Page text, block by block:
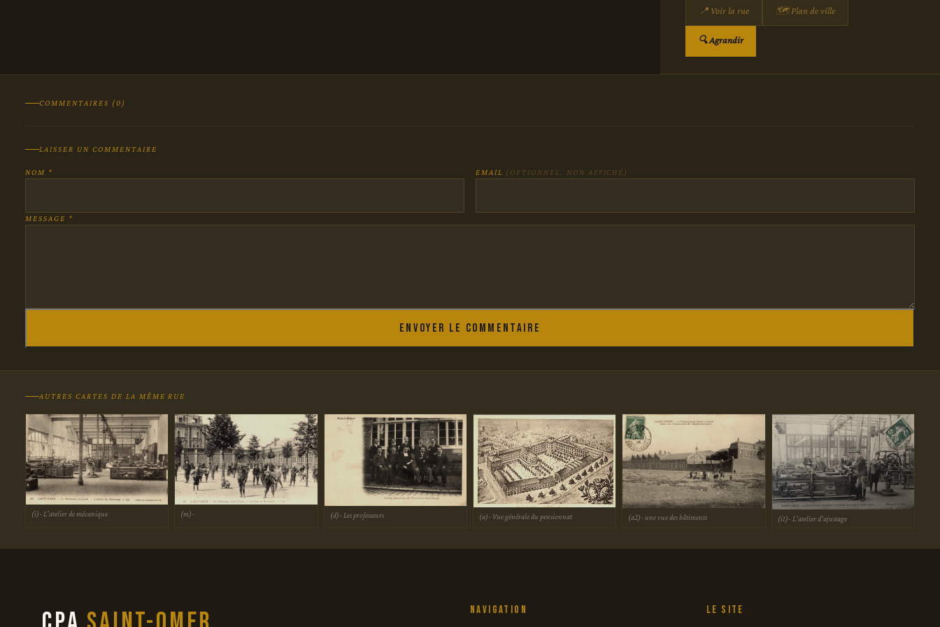
📍 Voir la rue 🗺 Plan de ville
🔍 Agrandir
COMMENTAIRES (0)
LAISSER UN COMMENTAIRE
NOM * EMAIL (OPTIONNEL, NON AFFICHÉ)
MESSAGE *
Envoyer le commentaire
AUTRES CARTES DE LA MÊME RUE
(i)- L'atelier de mécanique (m)- (d)- Les professeurs (a)- Vue générale du pensionnat (a2)- une vue des bâtiments (i1)- L'atelier d'ajustage
Navigation Le site